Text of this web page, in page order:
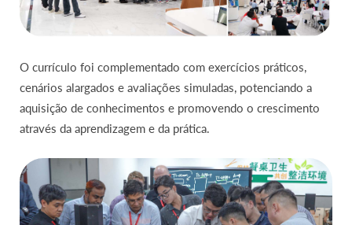
O currículo foi complementado com exercícios práticos,
cenários alargados e avaliações simuladas, potenciando a
aquisição de conhecimentos e promovendo o crescimento
através da aprendizagem e da prática.